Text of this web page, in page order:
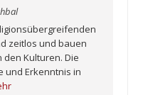
zeitlos und bauen
den Kulturen. Die
und Erkenntnis in